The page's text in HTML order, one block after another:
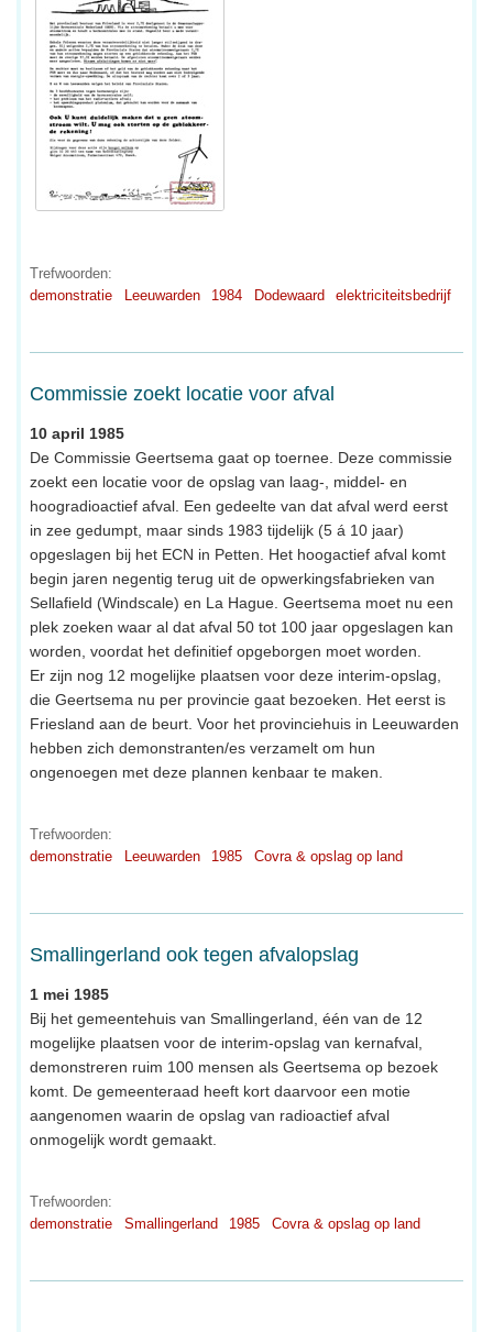
Trefwoorden:
demonstratie
Leeuwarden 1984 Dodewaard elektriciteitsbedrijf
Commissie zoekt locatie voor afval
10 april 1985
De Commissie Geertsema gaat op toernee. Deze commissie
zoekt een locatie voor de opslag van laag-, middel- en
hoogradioactief afval. Een gedeelte van dat afval werd eerst
in zee gedumpt, maar sinds 1983 tijdelijk (5 á 10 jaar)
opgeslagen bij het ECN in Petten. Het hoogactief afval komt
begin jaren negentig terug uit de opwerkingsfabrieken van
Sellafield (Windscale) en La Hague. Geertsema moet nu een
plek zoeken waar al dat afval 50 tot 100 jaar opgeslagen kan
worden, voordat het definitief opgeborgen moet worden.
Er zijn nog 12 mogelijke plaatsen voor deze interim-opslag,
die Geertsema nu per provincie gaat bezoeken. Het eerst is
Friesland aan de beurt. Voor het provinciehuis in Leeuwarden
hebben zich demonstranten/es verzamelt om hun
ongenoegen met deze plannen kenbaar te maken.
Trefwoorden:
demonstratie
Leeuwarden 1985 Covra & opslag op land
Smallingerland ook tegen afvalopslag
1 mei 1985
Bij het gemeentehuis van Smallingerland, één van de 12
mogelijke plaatsen voor de interim-opslag van kernafval,
demonstreren ruim 100 mensen als Geertsema op bezoek
komt. De gemeenteraad heeft kort daarvoor een motie
aangenomen waarin de opslag van radioactief afval
onmogelijk wordt gemaakt.
Trefwoorden:
demonstratie
Smallingerland 1985 Covra & opslag op land